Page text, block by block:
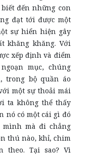
đến những con
đạt tới được một
sự hiển hiện gây
khăng khăng. Với
xếp định và điểm
mục, chúng
trong bộ quần áo
một sự thoải mái
ta không thể thấy
nó có một cái gì đó
mình mà đi chẳng
thú nào, khỉ, chim
theo. Tại sao? Vì